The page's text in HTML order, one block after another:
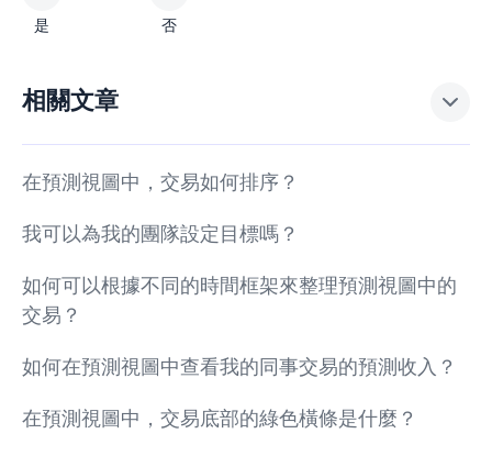
是 否
相關文章
在預測視圖中，交易如何排序？
我可以為我的團隊設定目標嗎？
如何可以根據不同的時間框架來整理預測視圖中的
交易？
如何在預測視圖中查看我的同事交易的預測收入？
在預測視圖中，交易底部的綠色橫條是什麼？